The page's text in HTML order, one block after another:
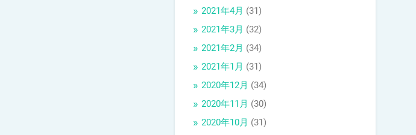
2021年4月 (31)
2021年3月 (32)
2021年2月 (34)
2021年1月 (31)
2020年12月 (34)
2020年11月 (30)
2020年10月 (31)